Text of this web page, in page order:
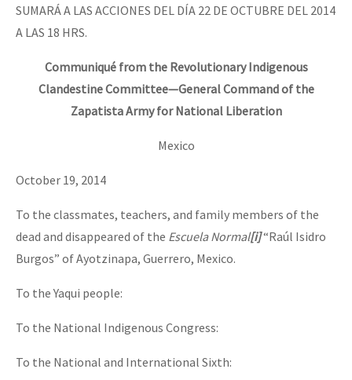
SUMARÁ A LAS ACCIONES DEL DÍA 22 DE OCTUBRE DEL 2014
A LAS 18 HRS.
Communiqué from the Revolutionary Indigenous
Clandestine Committee—General Command of the
Zapatista Army for National Liberation
Mexico
October 19, 2014
To the classmates, teachers, and family members of the
dead and disappeared of the Escuela Normal[i]“Raúl Isidro
Burgos” of Ayotzinapa, Guerrero, Mexico.
To the Yaqui people:
To the National Indigenous Congress:
To the National and International Sixth: